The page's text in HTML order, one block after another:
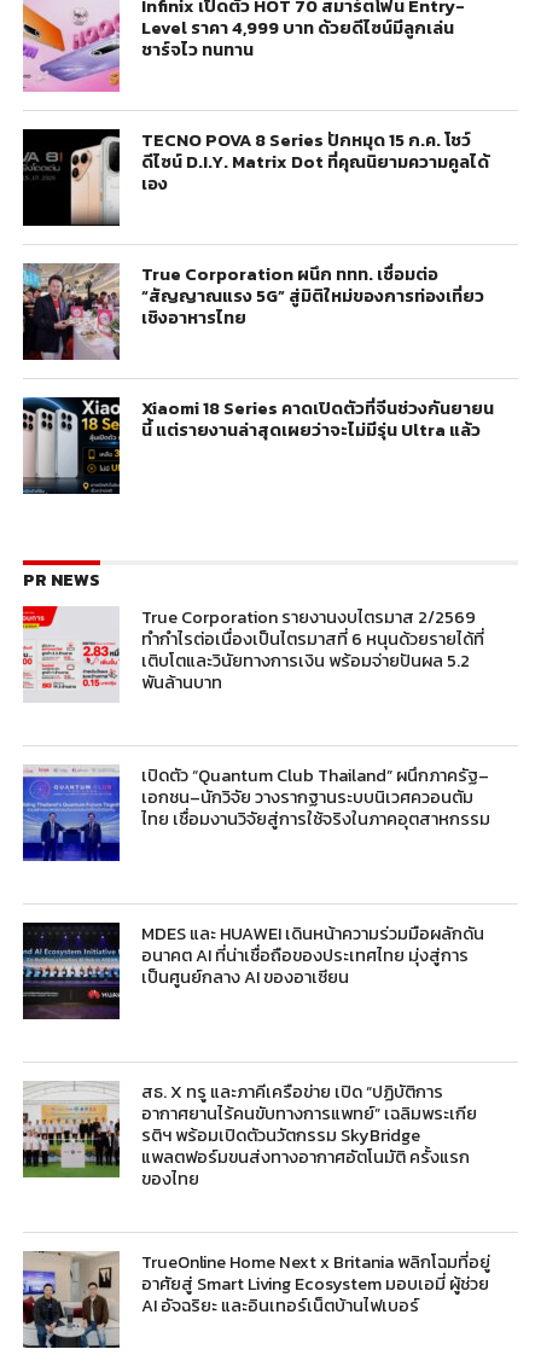
Infinix เปิดตัว HOT 70 สมาร์ตโฟน Entry-
Level ราคา 4,999 บาท ด้วยดีไซน์มีลูกเล่น
ชาร์จไว ทนทาน
TECNO POVA 8 Series ปักหมุด 15 ก.ค. โชว์
ดีไซน์ D.I.Y. Matrix Dot ที่คุณนิยามความคูลได้
เอง
True Corporation ผนึก ททท. เชื่อมต่อ
“สัญญาณแรง 5G” สู่มิติใหม่ของการท่องเที่ยว
เชิงอาหารไทย
Xiaomi 18 Series คาดเปิดตัวที่จีนช่วงกันยายน
นี้ แต่รายงานล่าสุดเผยว่าจะไม่มีรุ่น Ultra แล้ว
PR NEWS
True Corporation รายงานงบไตรมาส 2/2569
ทำกำไรต่อเนื่องเป็นไตรมาสที่ 6 หนุนด้วยรายได้ที่
เติบโตและวินัยทางการเงิน พร้อมจ่ายปันผล 5.2
พันล้านบาท
เปิดตัว “Quantum Club Thailand” ผนึกภาครัฐ–
เอกชน–นักวิจัย วางรากฐานระบบนิเวศควอนตัม
ไทย เชื่อมงานวิจัยสู่การใช้จริงในภาคอุตสาหกรรม
MDES และ HUAWEI เดินหน้าความร่วมมือผลักดัน
อนาคต AI ที่น่าเชื่อถือของประเทศไทย มุ่งสู่การ
เป็นศูนย์กลาง AI ของอาเซียน
สธ. X ทรู และภาคีเครือข่าย เปิด “ปฏิบัติการ
อากาศยานไร้คนขับทางการแพทย์” เฉลิมพระเกีย
รติฯ พร้อมเปิดตัวนวัตกรรม SkyBridge
แพลตฟอร์มขนส่งทางอากาศอัตโนมัติ ครั้งแรก
ของไทย
TrueOnline Home Next x Britania พลิกโฉมที่อยู่
อาศัยสู่ Smart Living Ecosystem มอบเอมี่ ผู้ช่วย
AI อัจฉริยะ และอินเทอร์เน็ตบ้านไฟเบอร์